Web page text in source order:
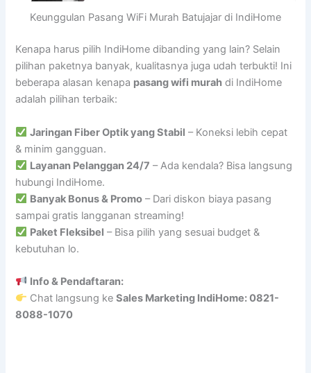
Keunggulan Pasang WiFi Murah Batujajar di IndiHome
Kenapa harus pilih IndiHome dibanding yang lain? Selain
pilihan paketnya banyak, kualitasnya juga udah terbukti! Ini
beberapa alasan kenapa pasang wifi murah di IndiHome
adalah pilihan terbaik:
Jaringan Fiber Optik yang Stabil – Koneksi lebih cepat
& minim gangguan.
Layanan Pelanggan 24/7 – Ada kendala? Bisa langsung
hubungi IndiHome.
Banyak Bonus & Promo – Dari diskon biaya pasang
sampai gratis langganan streaming!
Paket Fleksibel – Bisa pilih yang sesuai budget &
kebutuhan lo.
Info & Pendaftaran:
Chat langsung keSales Marketing IndiHome: 0821-
8088-1070